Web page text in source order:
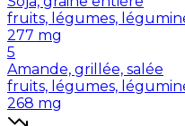
fruits, légumes,
277 mg
5
Amande, grillée, salée
fruits, légumes,
268 mg